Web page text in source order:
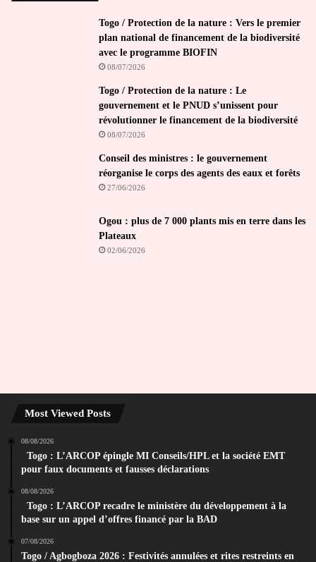
Togo / Protection de la nature : Vers le premier
plan national de financement de la biodiversité
avec le programme BIOFIN
08/07/2026
Togo / Protection de la nature : Le
gouvernement et le PNUD s’unissent pour
révolutionner le financement de la biodiversité
08/07/2026
Conseil des ministres : le gouvernement
réorganise le corps des agents des eaux et forêts
27/06/2026
Ogou : plus de 7 000 plants mis en terre dans les
Plateaux
02/06/2026
Most Viewed Posts
08/08/2026
Togo : L’ARCOP épingle MI Conseils/HPL et la société EMT
pour faux documents et fausses déclarations
08/08/2026
Togo : L’ARCOP recadre le ministère du développement à la
base sur un appel d’offres financé par la BAD
07/08/2026
Togo / Agbogboza 2026 : Festivités annulées et rites restreints en